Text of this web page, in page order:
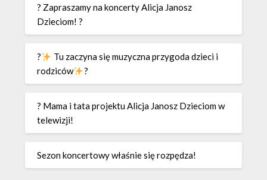
? Zapraszamy na koncerty Alicja Janosz
Dzieciom! ?
?
Tu zaczyna się muzyczna przygoda dzieci i
rodziców
?
? Mama i tata projektu Alicja Janosz Dzieciom w
telewizji!
Sezon koncertowy właśnie się rozpędza!